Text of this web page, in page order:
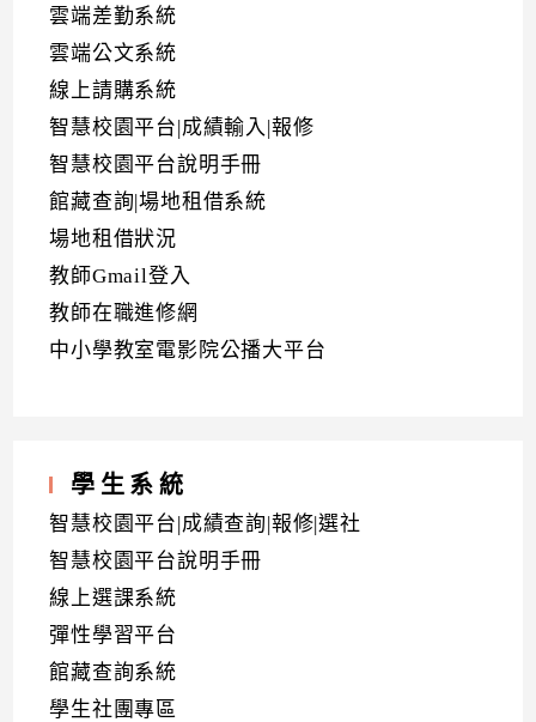
雲端差勤系統
雲端公文系統
線上請購系統
智慧校園平台|成績輸入|報修
智慧校園平台說明手冊
館藏查詢|場地租借系統
場地租借狀況
教師Gmail登入
教師在職進修網
中小學教室電影院公播大平台
學生系統
智慧校園平台|成績查詢|報修|選社
智慧校園平台說明手冊
線上選課系統
彈性學習平台
館藏查詢系統
學生社團專區